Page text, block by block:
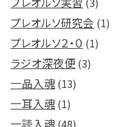
プレオルソ研究会 (1)
プレオルソ２・０ (1)
ラジオ深夜便(3)
一品入魂(13)
一耳入魂(1)
(48)